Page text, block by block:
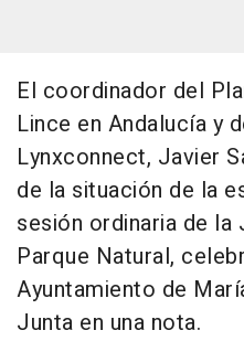
El coordinador del
Lince en Andalucía y
Lynxconnect, Javier
de la situación de la
sesión ordinaria de
Parque Natural,
Ayuntamiento de
Junta en una nota.